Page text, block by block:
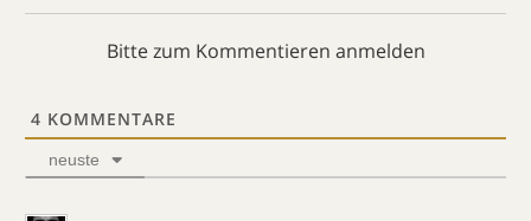
Bitte zum Kommentieren anmelden
4 KOMMENTARE
neuste